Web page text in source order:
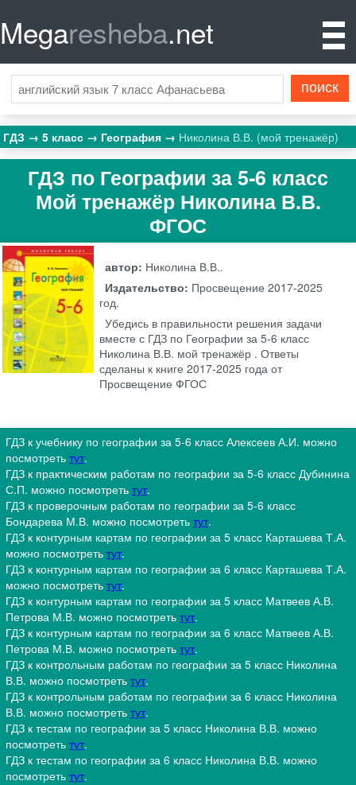
Megaresheba.net
ГДЗ 5 класс География Николина В.В. (мой тренажёр)
ГДЗ по Географии за 5‐6 класс
Мой тренажёр Николина В.В.
ФГОС
автор: Николина В.В..
Издательство: Просвещение 2017-2025
год.
Убедись в правильности решения задачи
вместе с ГДЗ по Географии за 5‐6 класс
Николина В.В. мой тренажёр . Ответы
сделаны к книге 2017-2025 года от
Просвещение ФГОС
ГДЗ к учебнику по географии за 5-6 класс Алексеев А.И. можно
посмотреть тут.
ГДЗ к практическим работам по географии за 5-6 класс Дубинина
С.П. можно посмотреть тут.
ГДЗ к проверочным работам по географии за 5-6 класс
Бондарева М.В. можно посмотреть тут.
ГДЗ к контурным картам по географии за 5 класс Карташева Т.А.
можно посмотреть тут.
ГДЗ к контурным картам по географии за 6 класс Карташева Т.А.
можно посмотреть тут.
ГДЗ к контурным картам по географии за 5 класс Матвеев А.В.
Петрова М.В. можно посмотреть тут.
ГДЗ к контурным картам по географии за 6 класс Матвеев А.В.
Петрова М.В. можно посмотреть тут.
ГДЗ к контрольным работам по географии за 5 класс Николина
В.В. можно посмотреть тут.
ГДЗ к контрольным работам по географии за 6 класс Николина
В.В. можно посмотреть тут.
ГДЗ к тестам по географии за 5 класс Николина В.В. можно
посмотреть тут.
ГДЗ к тестам по географии за 6 класс Николина В.В. можно
посмотреть тут.